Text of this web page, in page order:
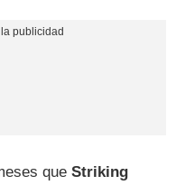
queStriking